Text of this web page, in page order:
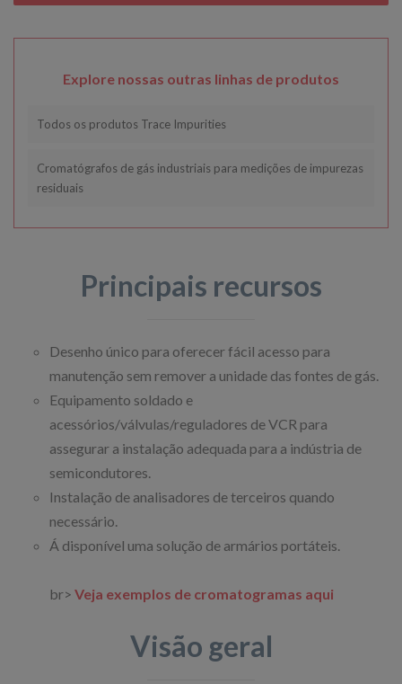
Explore nossas outras linhas de produtos
Todos os produtos Trace Impurities
Cromatógrafos de gás industriais para medições de impurezas
residuais
Principais recursos
Desenho único para oferecer fácil acesso para
manutenção sem remover a unidade das fontes de gás.
Equipamento soldado e
acessórios/válvulas/reguladores de VCR para
assegurar a instalação adequada para a indústria de
semicondutores.
Instalação de analisadores de terceiros quando
necessário.
Á disponível uma solução de armários portáteis.
br> Veja exemplos de cromatogramas aqui
Visão geral